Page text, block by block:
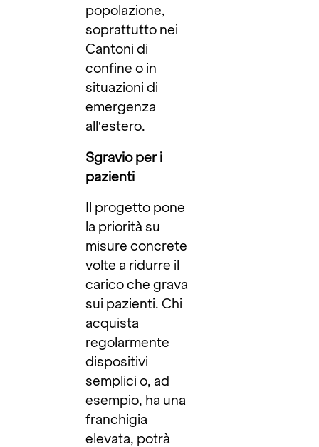
popolazione,
soprattutto nei
Cantoni di
confine o in
situazioni di
emergenza
all’estero.
Sgravio per i
pazienti
Il progetto pone
la priorità su
misure concrete
volte a ridurre il
carico che grava
sui pazienti. Chi
acquista
regolarmente
dispositivi
semplici o, ad
esempio, ha una
franchigia
elevata, potrà